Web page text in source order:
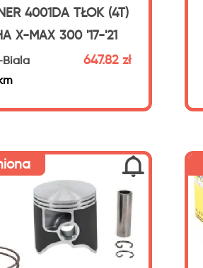
4001DA TŁOK (4T)
X-MAX 300 '17-'21
Biala
647.82 zł